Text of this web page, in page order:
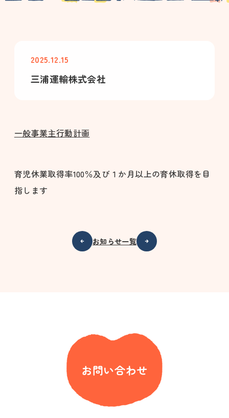
2025.12.15
三浦運輸株式会社
一般事業主行動計画
育児休業取得率100％及び１か月以上の育休取得を目
指します
お知らせ一覧
お問い合わせ